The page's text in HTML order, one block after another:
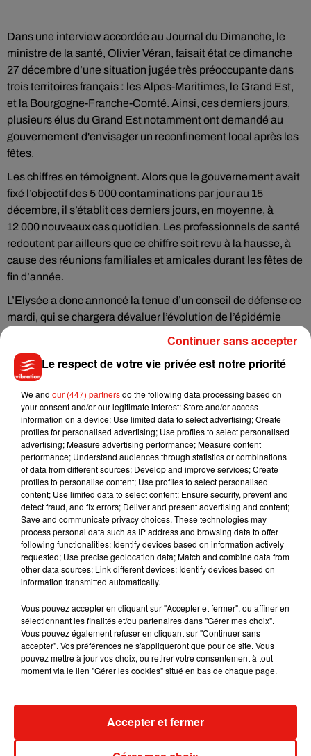
Dans une interview accordée au Journal du Dimanche, le
ministre de la santé, Olivier Véran, faisait état ce dimanche
27 décembre d’une situation jugée très préoccupante dans
trois territoires français : les Alpes-Maritimes, le Grand Est,
et la Bourgogne-Franche-Comté. Ainsi, ces derniers jours,
plusieurs élus du Grand Est notammentont demandé au
gouvernement d'envisager un reconfinement local après les
fêtes.
Les chiffres en témoignent. Alors que le gouvernement avait
fixé l’objectif des 5 000 contaminations par jour au 15
décembre, il s’établit ces derniers jours, en moyenne, à
12 000 nouveaux cas quotidien. Les professionnels de santé
redoutent par ailleurs que ce chiffre soit revu à la hausse, à
cause des réunions familiales et amicales durant les fêtes de
fin d’année.
L’Elysée a donc annoncé la tenue d’un conseil de défense ce
mardi, qui se chargera dévaluer l’évolution de l’épidémie
(Avec l'AFP)
Musique
Julien Lieb s’essaye à la vie de chatelain
dans son nouveau clip
7 août 2026
Madonna sort enfin le remix de « Love
Tayc et Didi B dévoilent le single le plus
Le respect de votre vie privée est notre priorité
We and our (447) partnersdo the following data processing based on
your consent and/or our legitimate interest: Store and/or access
information on a device; Use limited data to select advertising; Create
profiles for personalised advertising; Use profiles to select personalised
advertising; Measure advertising performance; Measure content
performance; Understand audiences through statistics or combinations
of data from different sources; Develop and improve services; Create
profiles to personalise content; Use profiles to select personalised
content; Use limited data to select content; Ensure security, prevent and
detect fraud, and fix errors; Deliver and present advertising and content;
Save and communicate privacy choices. These technologies may
process personal data such as IP address and browsing data to offer
following functionalities: Identify devices based on information actively
requested; Use precise geolocation data; Match and combine data from
other data sources; Link different devices; Identify devices based on
information transmitted automatically.
Vous pouvez accepter en cliquant sur "Accepter et fermer", ou affiner en
sélectionnant les finalités et/ou partenaires dans "Gérer mes choix".
Vous pouvez également refuser en cliquant sur "Continuer sans
accepter". Vos préférences ne s'appliqueront que pour ce site. Vous
pouvez mettre à jour vos choix, ou retirer votre consentement à tout
moment via le lien "Gérer les cookies" situé en bas de chaque page.
Accepter et fermer
Continuer sans accepter